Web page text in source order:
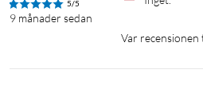
Creative MUVO Go är unikt
grepp som gör den enkel att hålla
5/5
9 månader sedan
Var recensionen